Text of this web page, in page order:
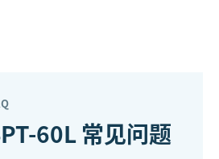
60L 常见问题